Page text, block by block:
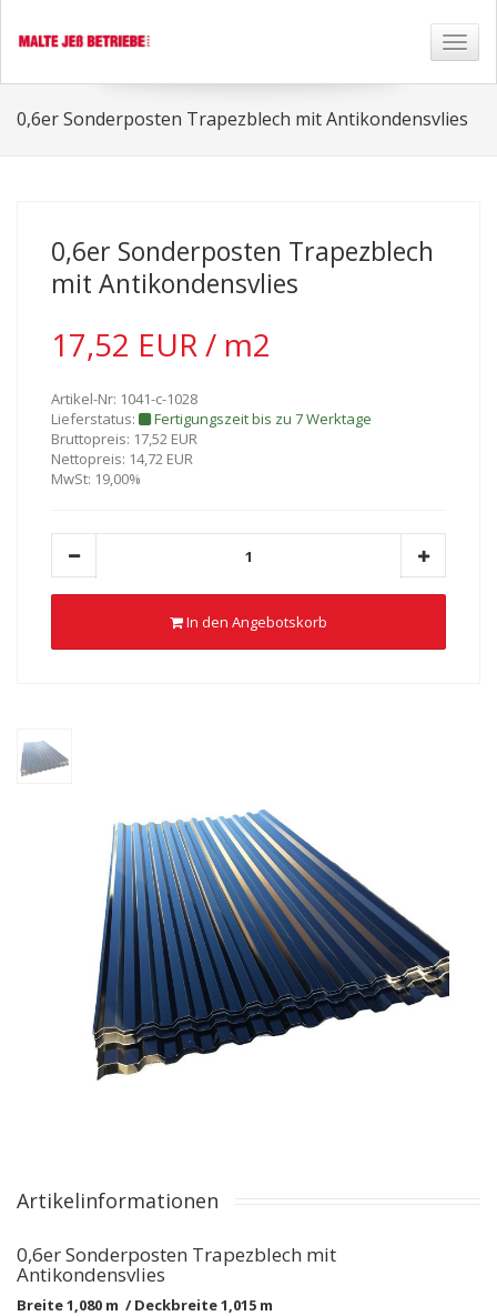
Toggle
0,6er Sonderposten Trapezblech mit Antikondensvlies
0,6er Sonderposten Trapezblech
mit Antikondensvlies
17,52 EUR / m2
Artikel-Nr: 1041-c-1028
Lieferstatus:
Fertigungszeit bis zu 7 Werktage
Bruttopreis: 17,52 EUR
Nettopreis: 14,72 EUR
MwSt: 19,00%
In den Angebotskorb
Artikelinformationen
0,6er Sonderposten Trapezblech mit
Antikondensvlies
Breite 1,080 m / Deckbreite 1,015 m